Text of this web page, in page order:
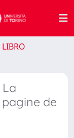
de